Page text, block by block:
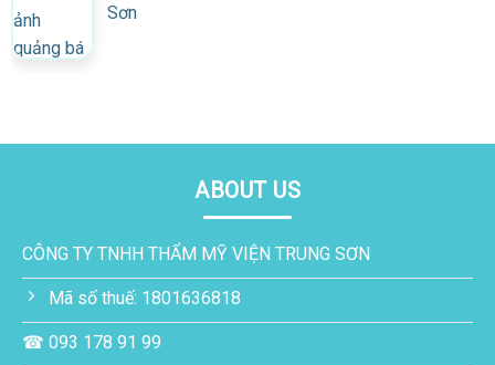
Sơn
ABOUT US
CÔNG TY TNHH THẨM MỸ VIỆN TRUNG SƠN
Mã số thuế: 1801636818
☎ 093 178 91 99